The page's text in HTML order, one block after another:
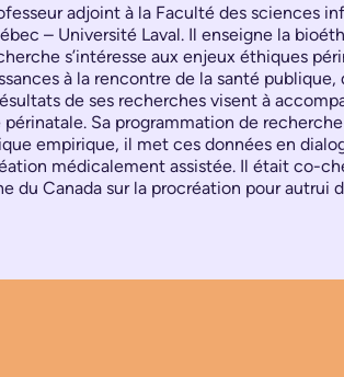
adjoint à la Faculté des sciences
– Université Laval. Il enseigne la
s’intéresse aux enjeux éthiques
à la rencontre de la santé
de ses recherches visent à
Sa programmation de
empirique, il met ces données en
médicalement assistée. Il était co-
du Canada sur la procréation pour autrui